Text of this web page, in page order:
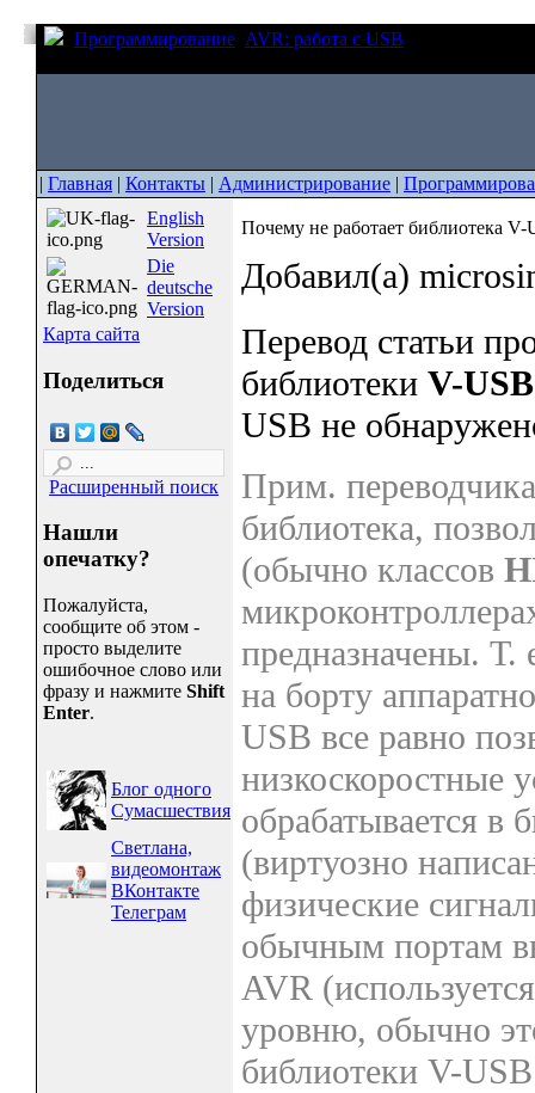
Программирование AVR: работа с USB
| Главная | Контакты | Администрирование |
English
Version
Die
deutsche
Version
Карта сайта
Поделиться
Расширенный поиск
Нашли
опечатку?
Пожалуйста,
сообщите об этом -
просто выделите
ошибочное слово или
фразу и нажмите Shift
Enter.
Блог одного
Сумасшествия
Светлана,
видеомонтаж
ВКонтакте
Телеграм
Почему не работает библиотека
Добавил(а)
Перевод статьи
библиотеки V-USB
USB не
Прим.
библиотека,
(обычно классов
предназначены.
на борту
USB все равно
низкоскоростные
обрабатывается в
(виртуозно
физические
обычным портам
AVR
уровню, обычно
библиотеки V-